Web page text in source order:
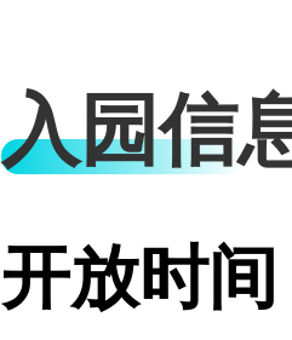
入园信
开放时间